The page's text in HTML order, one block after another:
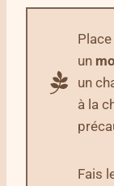
un
un
à la
Fais